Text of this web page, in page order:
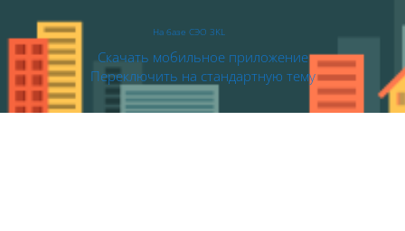
На базе СЭО 3KL
Скачать мобильное приложение
Переключить на стандартную тему